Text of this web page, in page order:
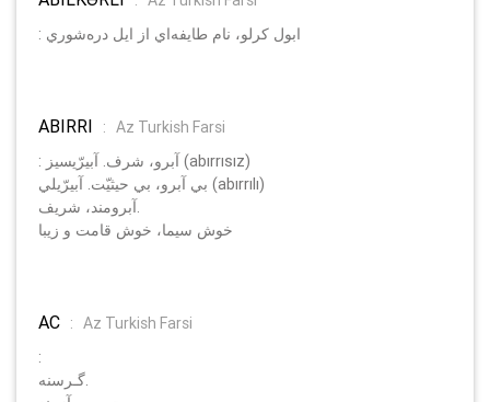
: ابول كرلو، نام طايفه‌اي از ايل دره‌شوري
ABIRRI : Az Turkish Farsi
: آبرو، شرف. آبيرّيسيز (abırrısız)
بي آبرو، بي حيثيّت. آبيرّيلي (abırrılı)
خوش سيما، خوش قامت و زيبا
AC : Az Turkish Farsi
: